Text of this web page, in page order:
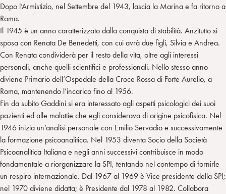
Dopo l’Armistizio, nel Settembre del 1943, lascia la Marina e fa ritorno a
Roma.
Il 1945 è un anno caratterizzato dalla conquista di stabilità. Anzitutto si
sposa con Renata De Benedetti, con cui avrà due figli, Silvia e Andrea.
Con Renata condividerà per il resto della vita, oltre agli interessi
personali, anche quelli scientifici e professionali. Nello stesso anno
diviene Primario dell’Ospedale della Croce Rossa di Forte Aurelio, a
Roma, mantenendo l’incarico fino al 1956.
Fin da subito Gaddini si era interessato agli aspetti psicologici dei suoi
pazienti ed alle malattie che egli considerava di origine psicofisica. Nel
1946 inizia un’analisi personale con Emilio Servadio e successivamente
la formazione psicoanalitica. Nel 1953 diventa Socio della Società
Psicoanalitica Italiana e negli anni successivi contribuisce in modo
fondamentale a riorganizzare la SPI, tentando nel contempo di fornirle
un respiro internazionale. Dal 1967 al 1969 è Vice presidente della SPI;
nel 1970 diviene didatta; è Presidente dal 1978 al 1982. Collabora